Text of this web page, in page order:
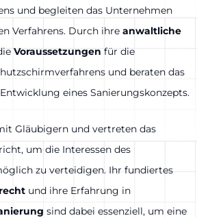
und begleiten das Unternehmen
Verfahrens. Durch ihre anwaltliche
Voraussetzungen für die
und beraten das
eines Sanierungskonzepts.
Gläubigern und vertreten das
um die Interessen des
zu verteidigen. Ihr fundiertes
und ihre Erfahrung in
sind dabei essenziell, um eine